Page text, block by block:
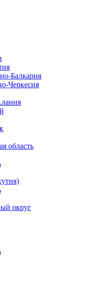
Балкария
Черкесия
область
округ